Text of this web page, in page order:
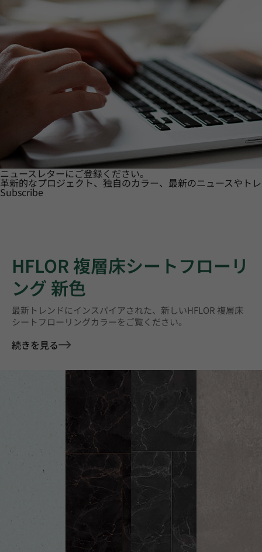
ニュースレターにご登録ください。
革新的なプロジェクト、独自のカラー、最新のニュースやト
Subscribe
HFLOR 複層床シートフローリ
ング 新色
最新トレンドにインスパイアされた、新しいHFLOR 複層床
シートフローリングカラーをご覧ください。
続きを見る